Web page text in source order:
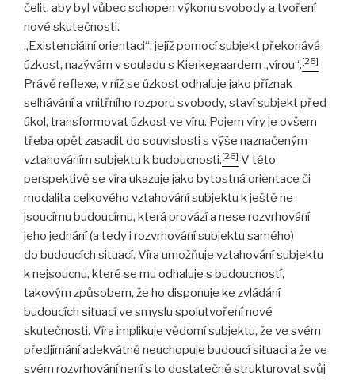
čelit, aby byl vůbec schopen výkonu svobody a tvoření
nové skutečnosti.
„Existenciální orientaci“, jejíž pomocí subjekt překonává
úzkost, nazývám v souladu s Kierkegaardem „vírou“.[25]
Právě reflexe, v níž se úzkost odhaluje jako příznak
selhávání a vnitřního rozporu svobody, staví subjekt před
úkol, transformovat úzkost ve víru. Pojem víry je ovšem
třeba opět zasadit do souvislosti s výše naznačeným
vztahováním subjektu k budoucnosti.[26] V této
perspektivě se víra ukazuje jako bytostná orientace či
modalita celkového vztahování subjektu k ještě ne-
jsoucímu budoucímu, která provází a nese rozvrhování
jeho jednání (a tedy i rozvrhování subjektu samého)
do budoucích situací. Víra umožňuje vztahování subjektu
k nejsoucnu, které se mu odhaluje s budoucností,
takovým způsobem, že ho disponuje ke zvládání
budoucích situací ve smyslu spolutvoření nové
skutečnosti. Víra implikuje vědomí subjektu, že ve svém
předjímání adekvátně neuchopuje budoucí situaci a že ve
svém rozvrhování není s to dostatečně strukturovat svůj